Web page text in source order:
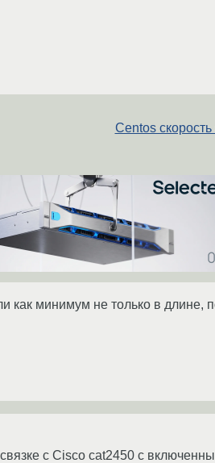
Centos
как минимум не только в длине,
с Cisco cat2450 с